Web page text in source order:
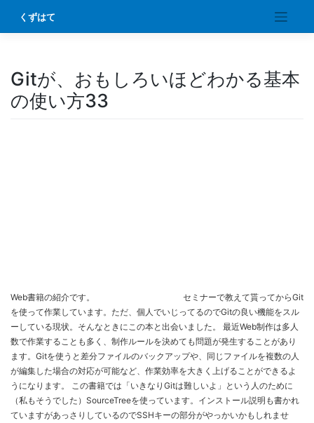
content
くずはて
Gitが、おもしろいほどわかる基本
の使い方33
Web書籍の紹介です。
セミナーで教えて貰ってからGit
を使って作業しています。ただ、個人でいじってるのでGitの良い機能をスル
ーしている現状。そんなときにこの本と出会いました。 最近Web制作は多人
数で作業することも多く、制作ルールを決めても問題が発生することがあり
ます。Gitを使うと差分ファイルのバックアップや、同じファイルを複数の人
が編集した場合の対応が可能など、作業効率を大きく上げることができるよ
うになります。 この書籍では「いきなりGitは難しいよ」という人のために
（私もそうでした）SourceTreeを使っています。インストール説明も書かれ
ていますがあっさりしているのでSSHキーの部分がやっかいかもしれませ